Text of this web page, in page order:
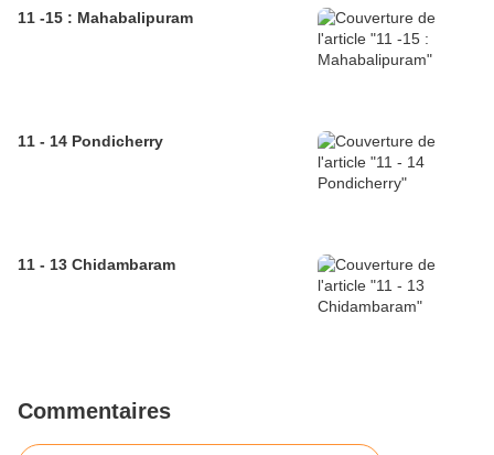
11 -15 : Mahabalipuram
11 - 14 Pondicherry
11 - 13 Chidambaram
Commentaires